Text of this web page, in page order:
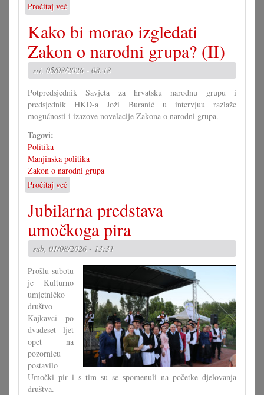
Pročitaj već
Ča
se
moremo
naučiti
od
Mirka
Berlakovića?
Kako bi morao izgledati
Zakon o narodni grupa? (II)
sri, 05/08/2026 - 08:18
Potpredsjednik Savjeta za hrvatsku narodnu grupu i
predsjednik HKD-a Joži Buranić u intervjuu razlaže
mogućnosti i izazove novelacije Zakona o narodni grupa.
Tagovi:
Politika
Manjinska politika
Zakon o narodni grupa
Pročitaj već
Kako
bi
morao
izgledati
Zakon
o
narodni
grupa?
Jubilarna predstava
umočkoga pira
sub, 01/08/2026 - 13:31
Prošlu subotu
je Kulturno
umjetničko
društvo
Kajkavci po
dvadeset ljet
opet na
pozornicu
postavilo
Umočki pir i s tim su se spomenuli na početke djelovanja
društva.